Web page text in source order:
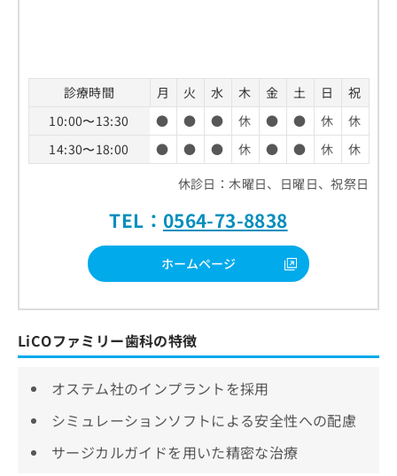
診療時間 月 火 水 木 金 土 日
祝
10:00〜13:30
● ● ● 休 ● ● 休
休
14:30〜18:00
● ● ● 休 ● ● 休
休
休診日：木曜日、日曜日、祝祭日
TEL： 0564-73-8838
ホームページ
LiCOファミリー歯科の特徴
オステム社のインプラントを採用
シミュレーションソフトによる安全性への配慮
サージカルガイドを用いた精密な治療